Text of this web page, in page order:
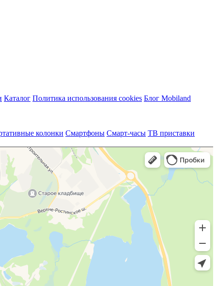
Каталог Политика использования cookies Блог Mobiland
колонки Смартфоны Смарт-часы ТВ приставки